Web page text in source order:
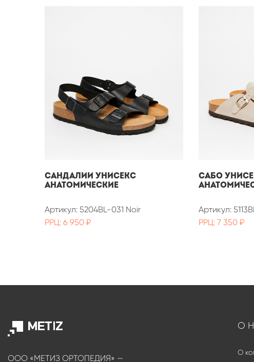
Сандалии унисекс
анатомические
Артикул: 5204BL-031 Noir
РРЦ: 6 950 ₽
Сабо
Артикул:
РРЦ: 7 350 ₽
ООО «МЕТИЗ ОРТОПЕДИЯ» —
О
О